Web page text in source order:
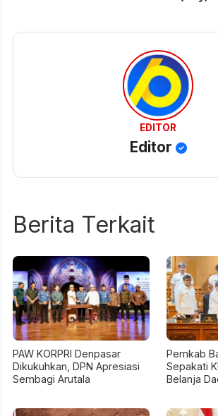
EDITOR
Editor
Berita Terkait
PAW KORPRI Denpasar
Dikukuhkan, DPN Apresiasi
Sembagi Arutala
Pemkab
Sepakati
Belanja